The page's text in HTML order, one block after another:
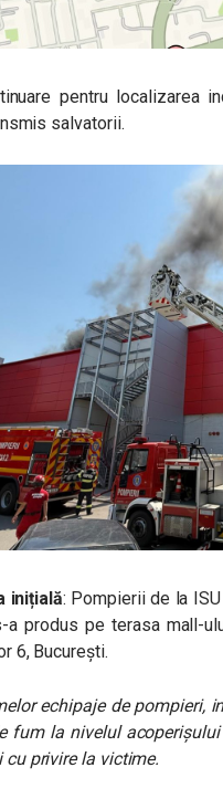
pentru localizarea
salvatorii.
inițială: Pompierii de la
a produs pe terasa mall-
6, București.
echipaje de pompieri,
fum la nivelul
privire la victime.